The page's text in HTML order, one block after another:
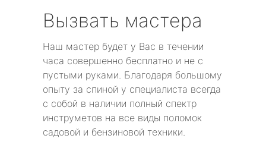
Вызвать мастера
Наш мастер будет у Вас в течении
часа совершенно бесплатно и не с
пустыми руками. Благодаря большому
опыту за спиной у специалиста всегда
с собой в наличии полный спектр
инструметов на все виды поломок
садовой и бензиновой техники.